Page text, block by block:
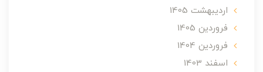
ارديبهشت 1405
فروردین 1405
فروردین 1404
اسفند 1403